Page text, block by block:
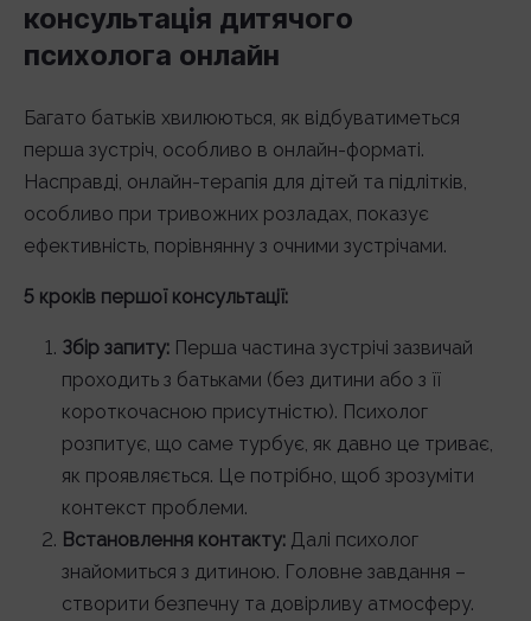
консультація дитячого
психолога онлайн
Багато батьків хвилюються, як відбуватиметься
перша зустріч, особливо в онлайн-форматі.
Насправді, онлайн-терапія для дітей та підлітків,
особливо при тривожних розладах, показує
ефективність, порівнянну з очними зустрічами.
5 кроків першої консультації:
Збір запиту: Перша частина зустрічі зазвичай
проходить з батьками (без дитини або з її
короткочасною присутністю). Психолог
розпитує, що саме турбує, як давно це триває,
як проявляється. Це потрібно, щоб зрозуміти
контекст проблеми.
Встановлення контакту: Далі психолог
знайомиться з дитиною. Головне завдання –
створити безпечну та довірливу атмосферу.